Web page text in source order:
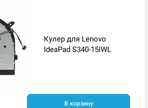
Кулер для Lenovo
IdeaPad S340-15IWL
В корзину